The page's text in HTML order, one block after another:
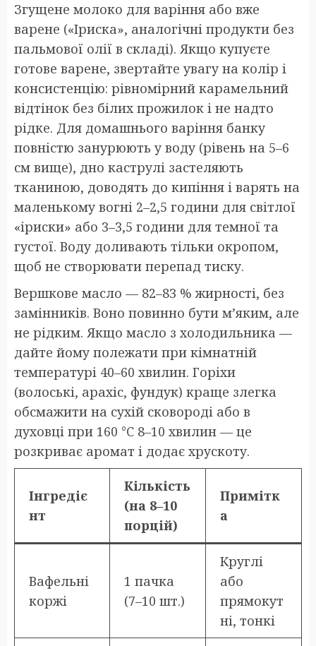
Згущене молоко для варіння або вже
варене («Іриска», аналогічні продукти без
пальмової олії в складі). Якщо купуєте
готове варене, звертайте увагу на колір і
консистенцію: рівномірний карамельний
відтінок без білих прожилок і не надто
рідке. Для домашнього варіння банку
повністю занурюють у воду (рівень на 5–6
см вище), дно каструлі застеляють
тканиною, доводять до кипіння і варять на
маленькому вогні 2–2,5 години для світлої
«іриски» або 3–3,5 години для темної та
густої. Воду доливають тільки окропом,
щоб не створювати перепад тиску.
Вершкове масло — 82–83 % жирності, без
замінників. Воно повинно бути м’яким, але
не рідким. Якщо масло з холодильника —
дайте йому полежати при кімнатній
температурі 40–60 хвилин. Горіхи
(волоські, арахіс, фундук) краще злегка
обсмажити на сухій сковороді або в
духовці при 160 °C 8–10 хвилин — це
розкриває аромат і додає хрускоту.
Інгредіє
нт
Кількість
(на 8–10
порцій)
Примітк
а
Вафельні
коржі
1 пачка
(7–10 шт.)
Круглі
або
прямокут
ні, тонкі